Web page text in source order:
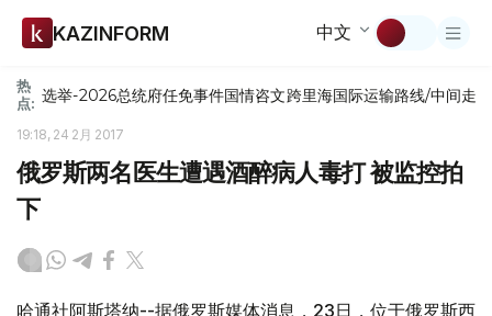
KAZINFORM 中文
热
点: 选举-2026总统府任免事件国情咨文跨里海国际运输路线/中间走廊
19:18, 24 2月 2017
俄罗斯两名医生遭遇酒醉病人毒打 被监控拍
下
哈通社阿斯塔纳--据俄罗斯媒体消息，23日，位于俄罗斯西